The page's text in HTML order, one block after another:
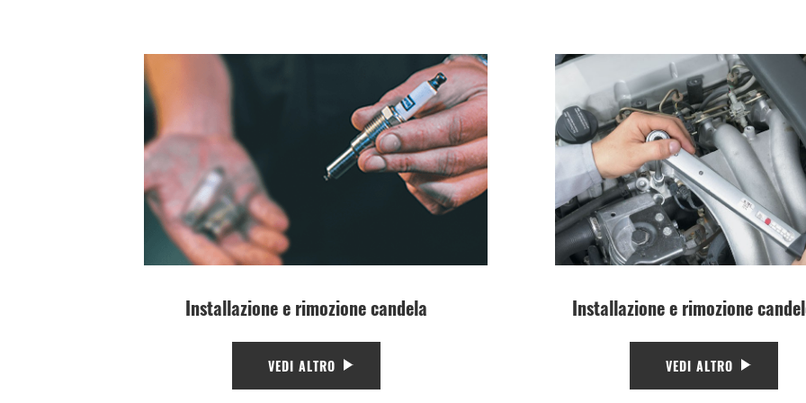
Installazione e rimozione candela
VEDI ALTRO
Installazione e rimozione
VEDI ALTRO